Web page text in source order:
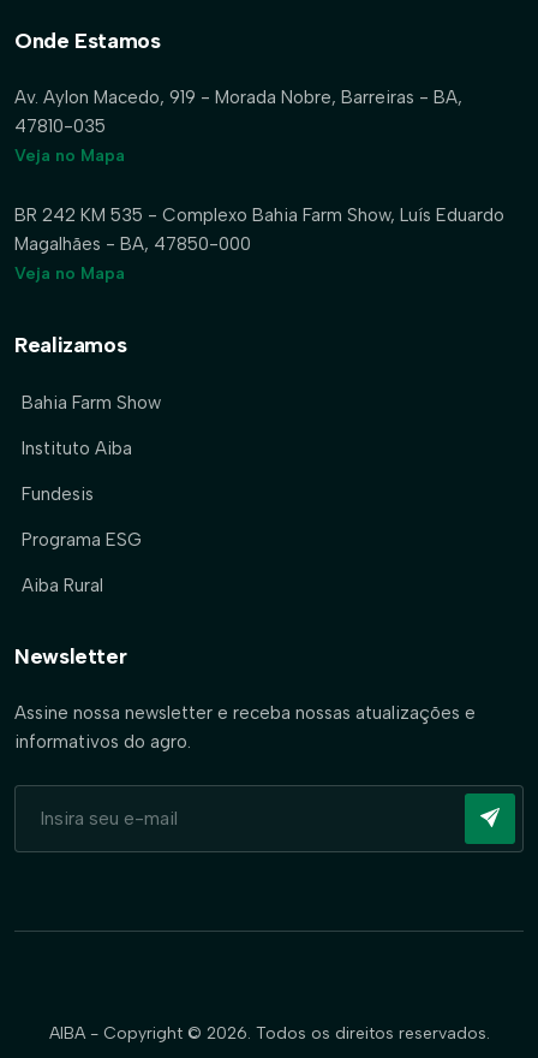
Onde Estamos
Av. Aylon Macedo, 919 - Morada Nobre, Barreiras - BA,
47810-035
Veja no Mapa
BR 242 KM 535 - Complexo Bahia Farm Show, Luís Eduardo
Magalhães - BA, 47850-000
Veja no Mapa
Realizamos
Bahia Farm Show
Instituto Aiba
Fundesis
Programa ESG
Aiba Rural
Newsletter
Assine nossa newsletter e receba nossas atualizações e
informativos do agro.
AIBA - Copyright © 2026. Todos os direitos reservados.